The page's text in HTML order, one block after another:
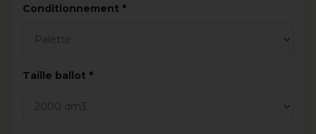
Conditionnement Obligatoire
Taille ballot Obligatoire